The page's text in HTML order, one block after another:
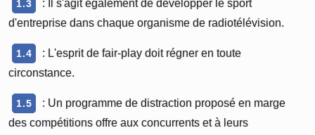
1.3
: Il s'agit également de développer le sport
d'entreprise dans chaque organisme de radiotélévision.
1.4
: L'esprit de fair-play doit régner en toute
circonstance.
1.5
: Un programme de distraction proposé en marge
des compétitions offre aux concurrents et à leurs